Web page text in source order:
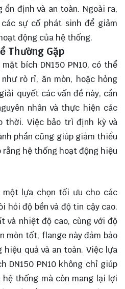
định và an toàn. Ngoài ra,
sự cố phát sinh để giảm
động của hệ thống.
Thường Gặp
bích DN150 PN10, có thể
rò rỉ, ăn mòn, hoặc hỏng
quyết các vấn đề này, cần
nhân và thực hiện các
thời. Việc bảo trì định kỳ và
phần cũng giúp giảm thiểu
rằng hệ thống hoạt động hiệu
một lựa chọn tối ưu cho các
hỏi độ bền và độ tin cậy cao.
và nhiệt độ cao, cùng với độ
mòn tốt, flange này đảm bảo
quả và an toàn. Việc lựa
DN150 PN10 không chỉ giúp
thống mà còn mang lại lợi